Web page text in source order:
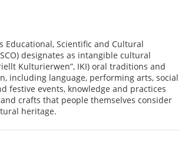
Educational, Scientific and Cultural
designates as intangible cultural
Kulturierwen”, IKI) oral traditions and
including language, performing arts, social
festive events, knowledge and practices
crafts that people themselves consider
heritage.